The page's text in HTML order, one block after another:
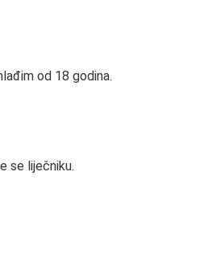
od 18 godina.
se liječniku.